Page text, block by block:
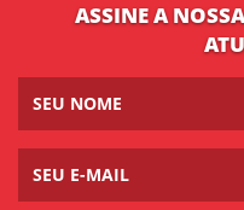
ASSINE A